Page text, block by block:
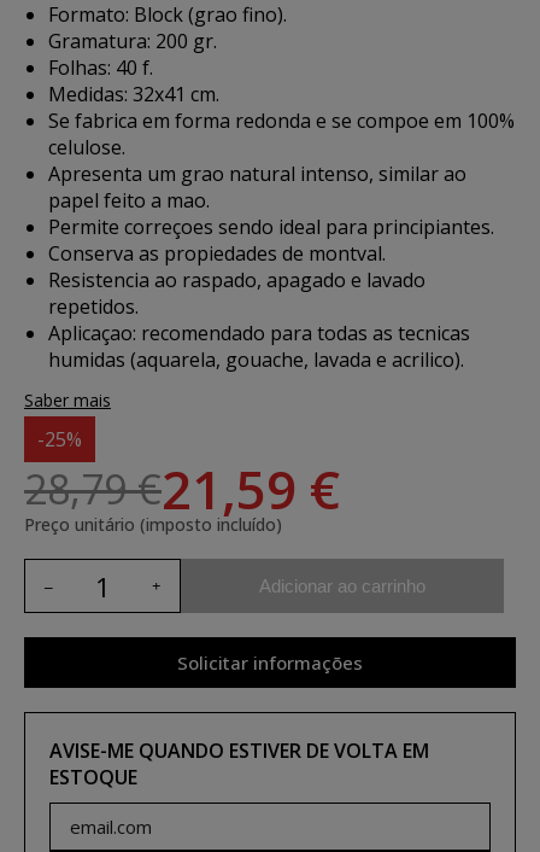
Formato: Block (grao fino).
Gramatura: 200 gr.
Folhas: 40 f.
Medidas: 32x41 cm.
Se fabrica em forma redonda e se compoe em 100%
celulose.
Apresenta um grao natural intenso, similar ao
papel feito a mao.
Permite correçoes sendo ideal para principiantes.
Conserva as propiedades de montval.
Resistencia ao raspado, apagado e lavado
repetidos.
Aplicaçao: recomendado para todas as tecnicas
humidas (aquarela, gouache, lavada e acrilico).
Saber mais
-25%
28,79 €21,59 €
Preço unitário (imposto incluído)
Adicionar ao carrinho
Solicitar informações
AVISE-ME QUANDO ESTIVER DE VOLTA EM
ESTOQUE